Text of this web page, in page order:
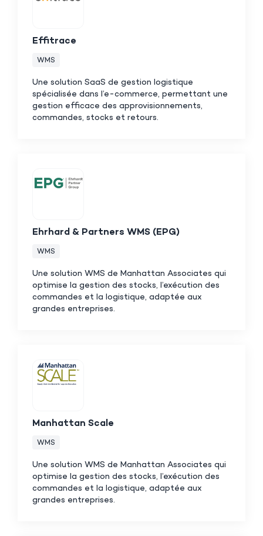
Effitrace
WMS
Une solution SaaS de gestion logistique
spécialisée dans l’e-commerce, permettant une
gestion efficace des approvisionnements,
commandes, stocks et retours.
Ehrhard & Partners WMS (EPG)
WMS
Une solution WMS de Manhattan Associates qui
optimise la gestion des stocks, l’exécution des
commandes et la logistique, adaptée aux
grandes entreprises.
Manhattan Scale
WMS
Une solution WMS de Manhattan Associates qui
optimise la gestion des stocks, l’exécution des
commandes et la logistique, adaptée aux
grandes entreprises.